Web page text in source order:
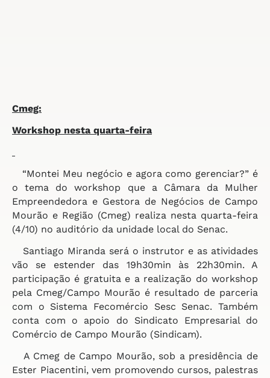
Cmeg:
Workshop nesta quarta-feira
“Montei Meu negócio e agora como gerenciar?” é
o tema do workshop que a Câmara da Mulher
Empreendedora e Gestora de Negócios de Campo
Mourão e Região (Cmeg) realiza nesta quarta-feira
(4/10) no auditório da unidade local do Senac.
Santiago Miranda será o instrutor e as atividades
vão se estender das 19h30min às 22h30min. A
participação é gratuita e a realização do workshop
pela Cmeg/Campo Mourão é resultado de parceria
com o Sistema Fecomércio Sesc Senac. Também
conta com o apoio do Sindicato Empresarial do
Comércio de Campo Mourão (Sindicam).
A Cmeg de Campo Mourão, sob a presidência de
Ester Piacentini, vem promovendo cursos, palestras